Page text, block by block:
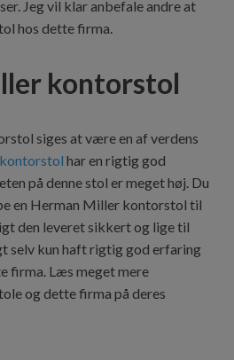
Jeg vil klar anbefale andre at
hos dette firma.
kontorstol
siges at være en af verdens
har en rigtig god
på denne stol er meget høj. Du
en Herman Miller kontorstol til
den leveret sikkert og lige til
selv kun haft rigtig god erfaring
firma. Læs meget mere
og dette firma på deres